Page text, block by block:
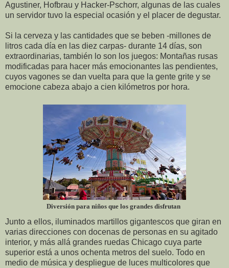
Agustiner, Hofbrau y Hacker-Pschorr, algunas de las cuales
un servidor tuvo la especial ocasión y el placer de degustar.
Si la cerveza y las cantidades que se beben -millones de
litros cada día en las diez carpas- durante 14 días, son
extraordinarias, también lo son los juegos: Montañas rusas
modificadas para hacer más emocionantes las pendientes,
cuyos vagones se dan vuelta para que la gente grite y se
emocione cabeza abajo a cien kilómetros por hora.
Diversión para niños que los grandes disfrutan
Junto a ellos, iluminados martillos gigantescos que giran en
varias direcciones con docenas de personas en su agitado
interior, y más allá grandes ruedas Chicago cuya parte
superior está a unos ochenta metros del suelo. Todo en
medio de música y despliegue de luces multicolores que